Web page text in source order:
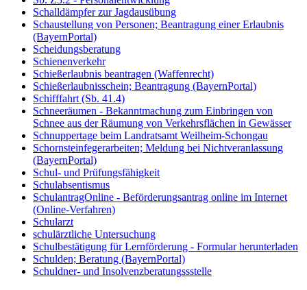
Schalldämpfer zur Jagdausübung
Schaustellung von Personen; Beantragung einer Erlaubnis
(BayernPortal)
Scheidungsberatung
Schienenverkehr
Schießerlaubnis beantragen (Waffenrecht)
Schießerlaubnisschein; Beantragung (BayernPortal)
Schifffahrt (Sb. 41.4)
Schneeräumen - Bekanntmachung zum Einbringen von
Schnee aus der Räumung von Verkehrsflächen in Gewässer
Schnuppertage beim Landratsamt Weilheim-Schongau
Schornsteinfegerarbeiten; Meldung bei Nichtveranlassung
(BayernPortal)
Schul- und Prüfungsfähigkeit
Schulabsentismus
SchulantragOnline - Beförderungsantrag online im Internet
(Online-Verfahren)
Schularzt
schulärztliche Untersuchung
Schulbestätigung für Lernförderung - Formular herunterladen
Schulden; Beratung (BayernPortal)
Schuldner- und Insolvenzberatungssstelle